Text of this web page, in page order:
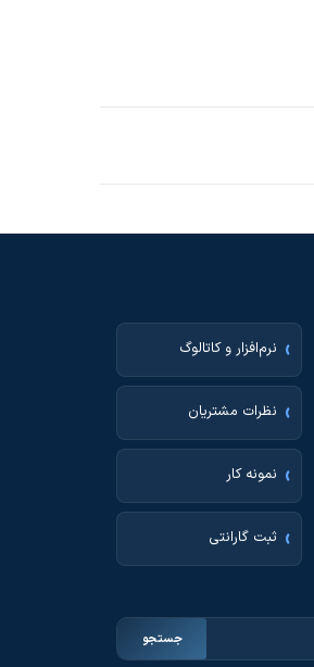
نرم‌افزار و کاتالوگ
نظرات مشتریان
نمونه کار
ثبت گارانتی
جستجو